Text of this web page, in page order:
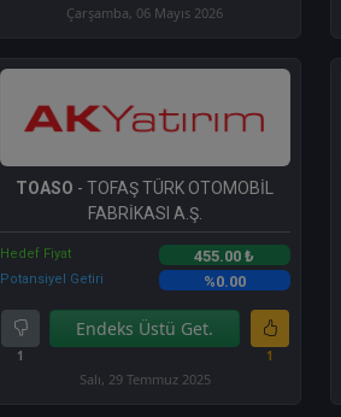
Çarşamba, 06 Mayıs 2026
TOASO - TOFAŞ TÜRK OTOMOBİL
FABRİKASI A.Ş.
Hedef Fiyat 455.00 ₺
Potansiyel Getiri %0.00
1
Endeks Üstü Get.
1
Salı, 29 Temmuz 2025